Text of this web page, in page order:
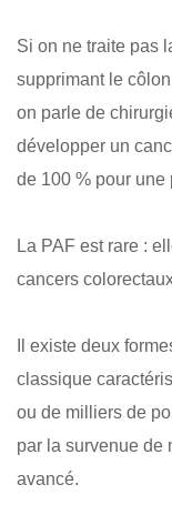
Si on ne traite pas
supprimant le
on parle de
développer un
de 100 % pour une
La PAF est rare :
cancers
Il existe deux
classique
ou de milliers de
par la survenue de
avancé.